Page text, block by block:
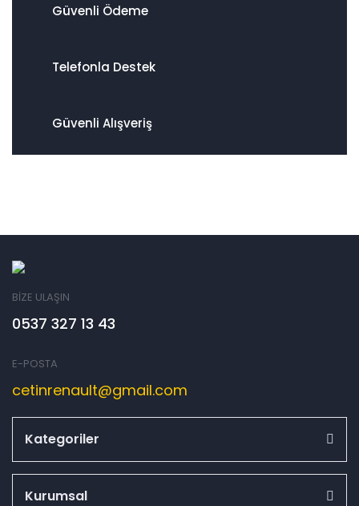
Güvenli Ödeme
Telefonla Destek
Güvenli Alışveriş
BİZE ULAŞIN
0537 327 13 43
E-POSTA
cetinrenault@gmail.com
Kategoriler
Kurumsal